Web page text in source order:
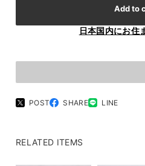
Add to
日本国内にお住
POST SHARE LINE
RELATED ITEMS